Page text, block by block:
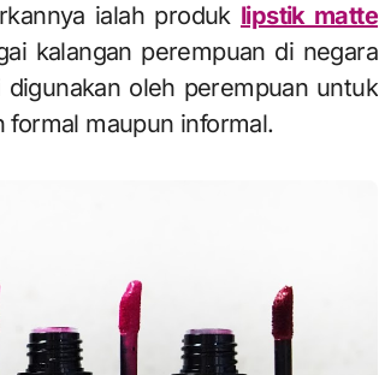
ialah produk lipstik matte
kalangan perempuan di negara
oleh perempuan untuk
formal maupun informal.